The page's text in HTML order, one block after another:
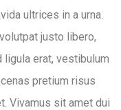
ultrices in a urna.
justo libero,
ligula erat, vestibulum
pretium risus
Vivamus sit amet dui